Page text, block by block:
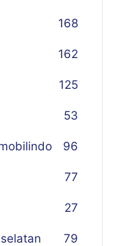
168
162
125
53
96
77
27
79